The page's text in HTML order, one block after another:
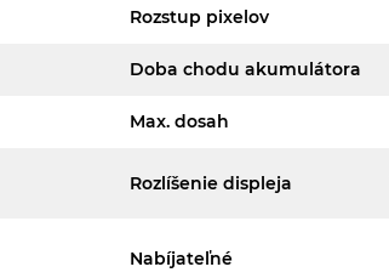
Rozstup pixelov
Doba chodu akumulátora
Max. dosah
Rozlíšenie displeja
Nabíjateľné